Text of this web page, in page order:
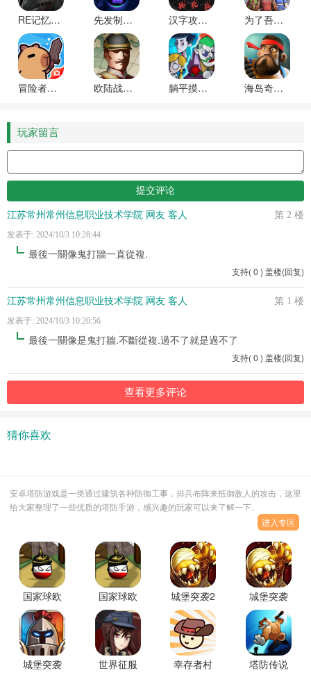
RE记忆碎片白色阴影游戏最新版下载安装 先发制人全武器破解版 汉字攻防战内置修改器版下载 为了吾王官方正版下载
冒险者日记游戏最新版本下载安装 欧陆战争61914无限金币无限勋章版 躺平摸鱼游戏下载最新版本 海岛奇兵小米版最新版
玩家留言
第 2 楼
江苏常州常州信息职业技术学院 网友 客人
发表于: 2024/10/3 10:28:44
最後一關像鬼打牆一直從複.
支持(0 ) 盖楼(回复)
第 1 楼
江苏常州常州信息职业技术学院 网友 客人
发表于: 2024/10/3 10:20:56
最後一關像是鬼打牆.不斷從複.過不了就是過不了
支持(0 ) 盖楼(回复)
查看更多评论
猜你喜欢
安卓塔防游戏是一类通过建筑各种防御工事，排兵布阵来抵御敌人的攻击，这里
给大家整理了一些优质的塔防手游，感兴趣的玩家可以来了解一下。
进入专区
国家球欧
洲
1890(Countryball:
Europe
1890)内购
破解版下
国家球欧
洲
1890(Countryball:
Europe
1890)正版
城堡突袭2
无限钻石
全英雄内
购版
城堡突袭
2(Castle
TD2)无限
双钻全英
雄破解版
城堡突袭
世界征服
幸存者村
塔防传说